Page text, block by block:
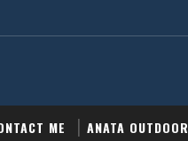
ME ANATA OUTDOOR